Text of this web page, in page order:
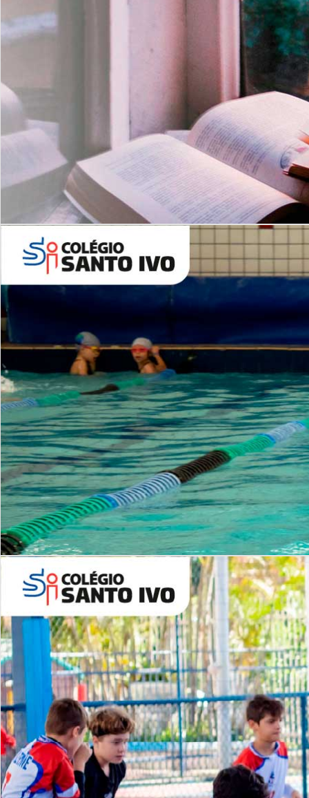
Leituras Literárias
Período Integral | Saiba mais
es
Com imersão Bilingue - Anos
Finais
6º AO 9º ANO FUNDAMENTAL
Inglês: Turmas Reduzidas
(Proficiência)
ALUNOS NOVOS
Entre em Contato
INSTITUCIONAL
Lista de vídeos
NOSSOCANAL